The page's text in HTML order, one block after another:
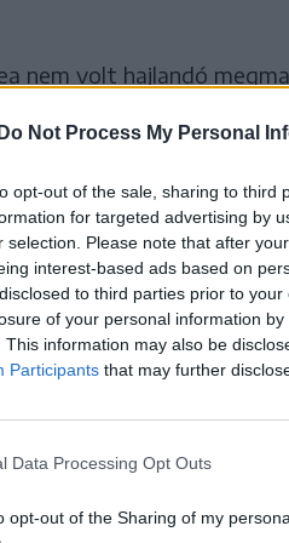
Do Not Process My Personal
opt-out of the sale, sharing to third
for targeted advertising by
selection. Please note that after
interest-based ads based on
to third parties prior to
of your personal information
This information may also be
Participants that may further
Data Processing Opt Outs
opt-out of the Sharing of my
nem volt hajlandó
jelentenek”.
pereket nem áll
hangsúlyozni kívánta,
ellen indított pert
tizenöt erdőpere van
indította az erdő-
kérte a bíróságot, hogy a
prefektúra által
megyei